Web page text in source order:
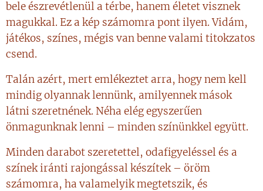
bele észrevétlenül a térbe, hanem életet visznek
magukkal. Ez a kép számomra pont ilyen. Vidám,
játékos, színes, mégis van benne valami titokzatos
csend.
Talán azért, mert emlékeztet arra, hogy nem kell
mindig olyannak lennünk, amilyennek mások
látni szeretnének. Néha elég egyszerűen
önmagunknak lenni – minden színünkkel együtt.
Minden darabot szeretettel, odafigyeléssel és a
színek iránti rajongással készítek – öröm
számomra, ha valamelyik megtetszik, és